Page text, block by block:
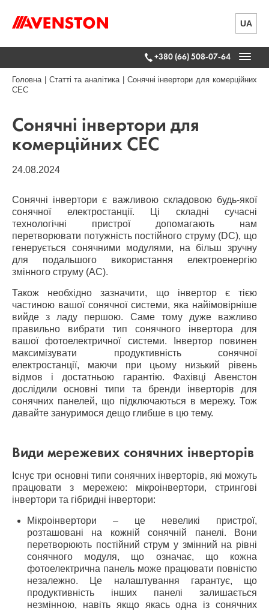
UA
+380 (66) 508-07-64
Головна| Статті та аналітика| Сонячні інвертори для комерційних
СЕС
Сонячні інвертори для
комерційних СЕС
24.08.2024
Сонячні інвертори є важливою складовою будь-якої
сонячної електростанції. Ці складні сучасні
технологічні пристрої допомагають нам
перетворювати потужність постійного струму (DC), що
генерується сонячними модулями, на більш зручну
для подальшого використання електроенергію
змінного струму (AC).
Також необхідно зазначити, що інвертор є тією
частиною вашої сонячної системи, яка найімовірніше
вийде з ладу першою. Саме тому дуже важливо
правильно вибрати тип сонячного інвертора для
вашої фотоелектричної системи. Інвертор повинен
максимізувати продуктивність сонячної
електростанції, маючи при цьому низький рівень
відмов і достатньою гарантію. Фахівці Авенстон
дослідили основні типи та бренди інверторів для
сонячних панелей, що підключаються в мережу. Тож
давайте зануримося дещо глибше в цю тему.
Види мережевих сонячних інверторів
Існує три основні типи сонячних інверторів, які можуть
працювати з мережею: мікроінвертори, стрингові
інвертори та гібридні інвертори:
Мікроінвертори – це невеликі пристрої,
розташовані на кожній сонячній панелі. Вони
перетворюють постійний струм у змінний на рівні
сонячного модуля, що означає, що кожна
фотоелектрична панель може працювати повністю
незалежно. Це налаштування гарантує, що
продуктивність інших панелі залишається
незмінною, навіть якщо якась одна із сонячних